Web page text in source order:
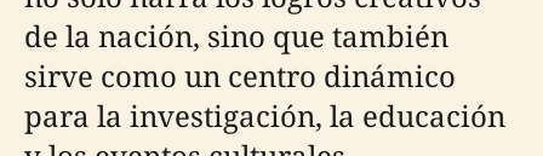
de la nación, sino que también
sirve como un centro dinámico
para la investigación, la educación